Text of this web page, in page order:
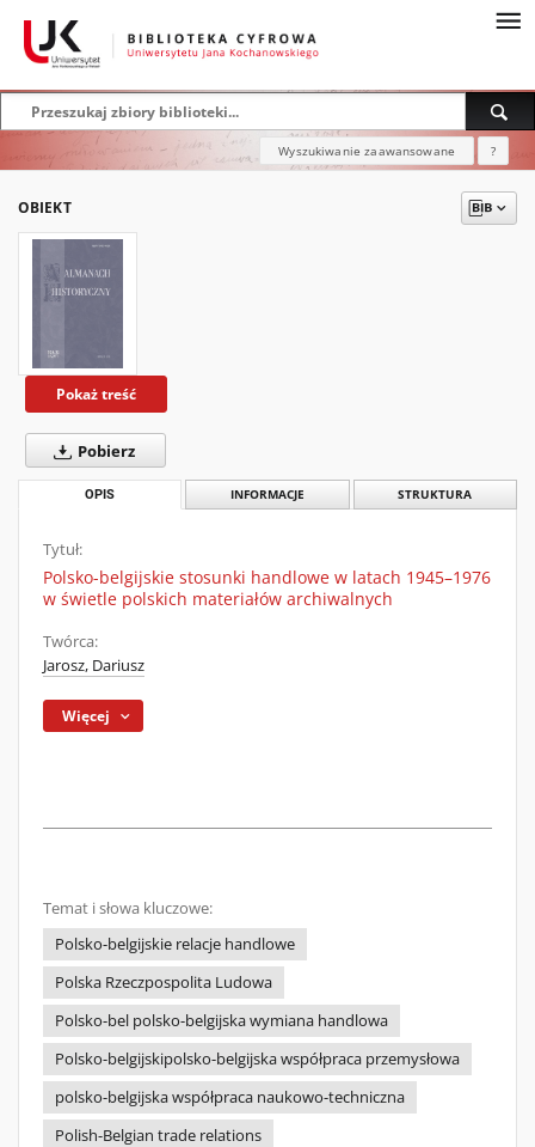
Wyszukiwanie zaawansowane ?
OBIEKT
Pokaż treść
Pobierz
OPIS INFORMACJE STRUKTURA
Tytuł:
Polsko-belgijskie stosunki handlowe w latach 1945–1976
w świetle polskich materiałów archiwalnych
Twórca:
Jarosz, Dariusz
Więcej
Temat i słowa kluczowe:
Polsko-belgijskie relacje handlowe
Polska Rzeczpospolita Ludowa
Polsko-bel polsko-belgijska wymiana handlowa
Polsko-belgijskipolsko-belgijska współpraca przemysłowa
polsko-belgijska współpraca naukowo-techniczna
Polish-Belgian trade relations